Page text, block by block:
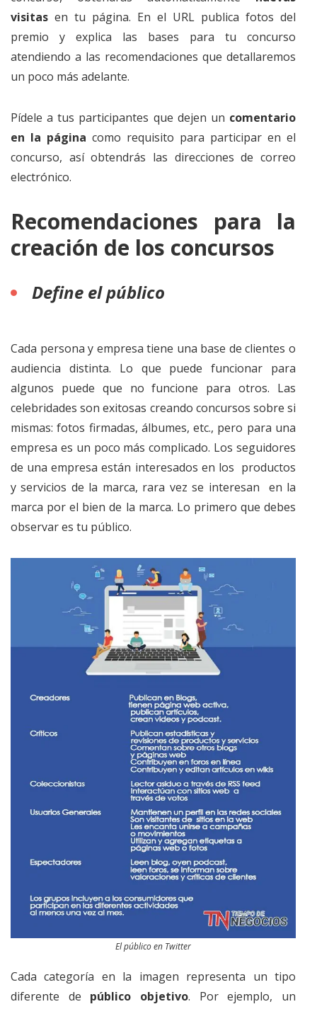
visitas en tu página. En el URL publica fotos del
premio y explica las bases para tu concurso
atendiendo a las recomendaciones que detallaremos
un poco más adelante.
Pídele a tus participantes que dejen un comentario
en la página como requisito para participar en el
concurso, así obtendrás las direcciones de correo
electrónico.
Recomendaciones para la
creación de los concursos
Define el público
Cada persona y empresa tiene una base de clientes o
audiencia distinta. Lo que puede funcionar para
algunos puede que no funcione para otros. Las
celebridades son exitosas creando concursos sobre si
mismas: fotos firmadas, álbumes, etc., pero para una
empresa es un poco más complicado. Los seguidores
de una empresa están interesados en los productos
y servicios de la marca, rara vez se interesan en la
marca por el bien de la marca. Lo primero que debes
observar es tu público.
El público en Twitter
Cada categoría en la imagen representa un tipo
diferente de público objetivo. Por ejemplo, un